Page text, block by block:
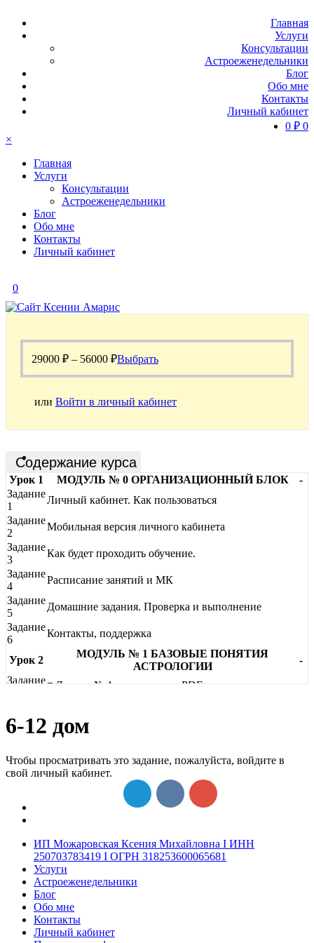
Главная
Услуги
Консультации
Астроеженедельники
Блог
Обо мне
Контакты
Личный кабинет
0 ₽ 0
×
Главная
Услуги
Консультации
Астроеженедельники
Блог
Обо мне
Контакты
Личный кабинет
0
29000 ₽ – 56000 ₽Выбрать
или Войти в личный кабинет
Содержание курса
Урок 1 МОДУЛЬ № 0 ОРГАНИЗАЦИОННЫЙ БЛОК
-
Задание
1
Личный кабинет. Как пользоваться
Задание
2
Мобильная версия личного кабинета
Задание
3
Как будет проходить обучение.
Задание
4
Расписание занятий и МК
Задание
5
Домашние задания. Проверка и выполнение
Задание
6
Контакты, поддержка
Урок 2
МОДУЛЬ № 1 БАЗОВЫЕ ПОНЯТИЯ
АСТРОЛОГИИ
-
Задание◽ Лекция № 1 для изучения PDF
2
Задание
Виды астрологии
Задание
4
Сбор необходимых данных для построения
гороскопа
Принципы трактовки натальной карты
Задание
Задание
Программа Zet, настройки. Построение гороскопа
Задание⭐ Домашнее задание № 1
Урок 3
Задание◽ Лекция № 2.1 для изучения PDF
Задание
Классификация планет
6-12 дом
Чтобы просматривать это задание, пожалуйста, войдите в
свой личный кабинет.
ИП Можаровская Ксения Михайловна I ИНН
250703783419 I ОГРН 318253600065681
Услуги
Астроеженедельники
Блог
Обо мне
Контакты
Личный кабинет